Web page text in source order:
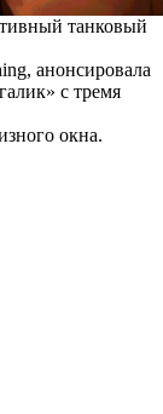
танковый
анонсировала
с тремя
окна.